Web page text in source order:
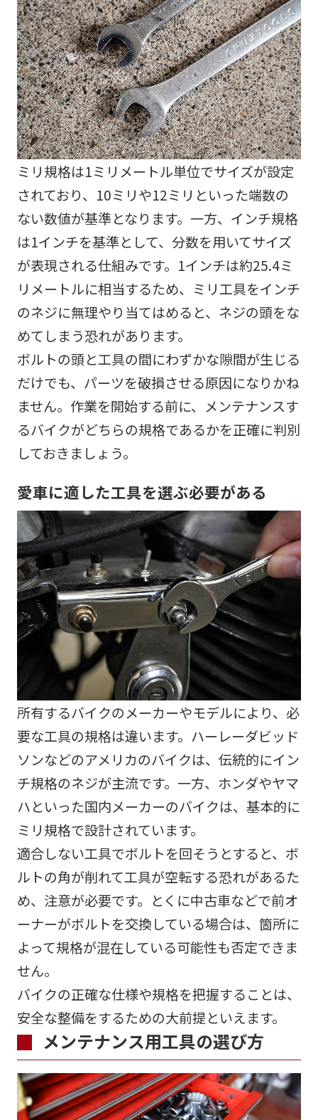
ミリ規格は1ミリメートル単位でサイズが設定
されており、10ミリや12ミリといった端数の
ない数値が基準となります。一方、インチ規格
は1インチを基準として、分数を用いてサイズ
が表現される仕組みです。1インチは約25.4ミ
リメートルに相当するため、ミリ工具をインチ
のネジに無理やり当てはめると、ネジの頭をな
めてしまう恐れがあります。
ボルトの頭と工具の間にわずかな隙間が生じる
だけでも、パーツを破損させる原因になりかね
ません。作業を開始する前に、メンテナンスす
るバイクがどちらの規格であるかを正確に判別
しておきましょう。
愛車に適した工具を選ぶ必要がある
所有するバイクのメーカーやモデルにより、必
要な工具の規格は違います。ハーレーダビッド
ソンなどのアメリカのバイクは、伝統的にイン
チ規格のネジが主流です。一方、ホンダやヤマ
ハといった国内メーカーのバイクは、基本的に
ミリ規格で設計されています。
適合しない工具でボルトを回そうとすると、ボ
ルトの角が削れて工具が空転する恐れがあるた
め、注意が必要です。とくに中古車などで前オ
ーナーがボルトを交換している場合は、箇所に
よって規格が混在している可能性も否定できま
せん。
バイクの正確な仕様や規格を把握することは、
安全な整備をするための大前提といえます。
メンテナンス用工具の選び方